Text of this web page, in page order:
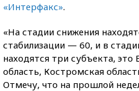
«Интерфакс».
«На стадии снижения
стабилизации — 60, и в
находятся три субъекта, это
область, Костромская
Отмечу, что на прошлой